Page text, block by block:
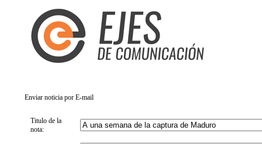
Enviar noticia por E-mail
Titulo de la
nota: